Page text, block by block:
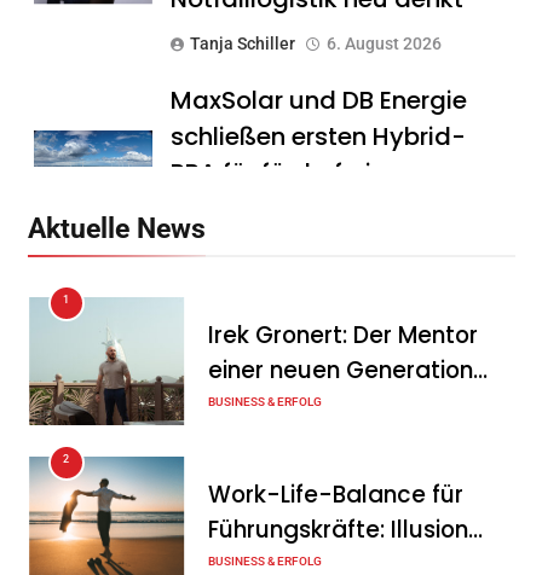
Tanja Schiller 6. August 2026
MaxSolar und DB Energie
schließen ersten Hybrid-
PPA für förderfreie
Tanja Schiller
Geschäftsverlauf im
zweiten Quartal
Intersolar-Trend 2026:
Warum Batteriespeicher
zum wichtigsten Baustein
Aktuelle News
1
Irek Gronert: Der Mentor
einer neuen Generation
von Unternehmern
BUSINESS & ERFOLG
2
Work-Life-Balance für
Führungskräfte: Illusion
oder echte Chance?
BUSINESS & ERFOLG